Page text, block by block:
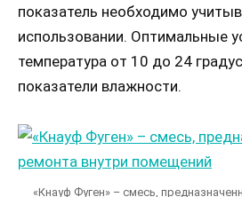
показатель необходимо
использовании. Оптимальные
температура от 10 до 24
показатели влажности.
«Кнауф Фуген» – смесь,